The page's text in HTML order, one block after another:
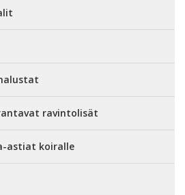
ravintolisät
astiat koiralle